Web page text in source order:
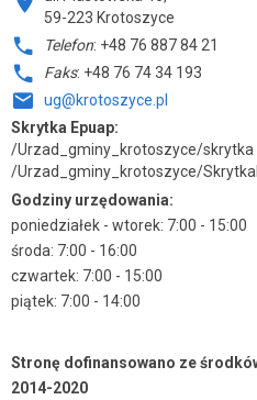
59-223 Krotoszyce
Telefon: +48 76 887 84 21
Faks: +48 76 74 34 193
ug@krotoszyce.pl
Skrytka Epuap:
/Urzad_gminy_krotoszyce/skrytka
/Urzad_gminy_krotoszyce/
Godziny urzędowania:
poniedziałek - wtorek: 7:00 - 15:00
środa: 7:00 - 16:00
czwartek: 7:00 - 15:00
piątek: 7:00 - 14:00
Stronę dofinansowano ze
2014-2020